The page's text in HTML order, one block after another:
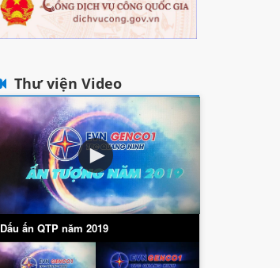
Thư viện Video
Dấu ấn QTP năm 2019